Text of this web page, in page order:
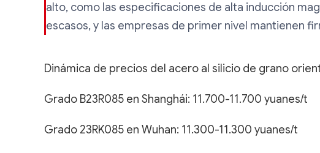
alto, como las especificaciones de alta inducción
escasos, y las empresas de primer nivel mantienen
Dinámica de precios del acero al silicio de grano
Grado B23R085 en Shanghái: 11.700-11.700 yuanes/t
Grado 23RK085 en Wuhan: 11.300-11.300 yuanes/t